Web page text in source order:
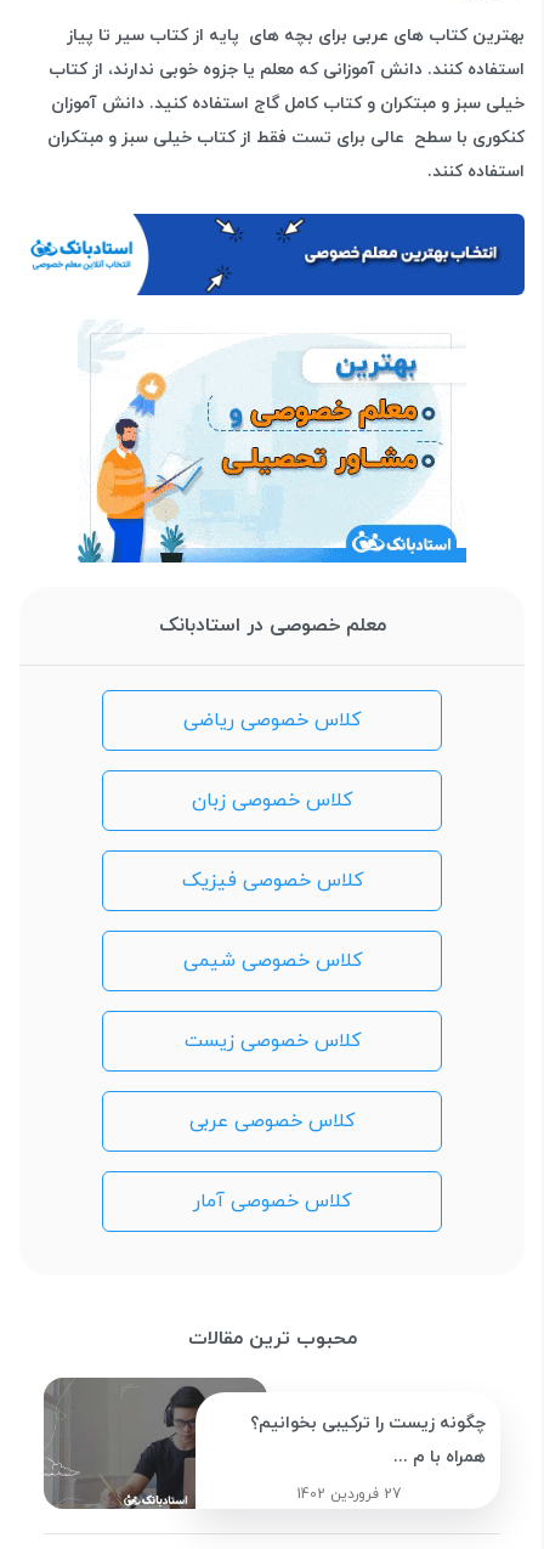
بهترین کتاب های عربی برای بچه های پایه از کتاب سیر تا پیاز
استفاده کنند. دانش آموزانی که معلم یا جزوه خوبی ندارند، از کتاب
خیلی سبز و مبتکران و کتاب کامل گاج استفاده کنید. دانش آموزان
کنکوری با سطح عالی برای تست فقط از کتاب خیلی سبز و مبتکران
استفاده کنند.
معلم خصوصی در استادبانک
کلاس خصوصی ریاضی
کلاس خصوصی زبان
کلاس خصوصی فیزیک
کلاس خصوصی شیمی
کلاس خصوصی زیست
کلاس خصوصی عربی
کلاس خصوصی آمار
محبوب ترین مقالات
چگونه زیست را ترکیبی بخوانیم؟
همراه با م ...
27 فروردین 1402